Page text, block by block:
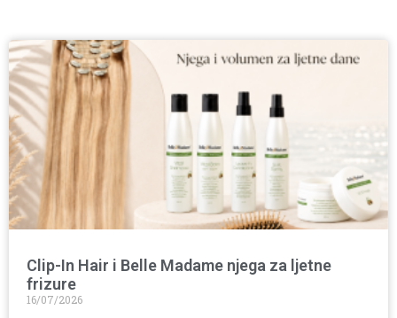
Clip-In Hair i Belle Madame njega za ljetne
frizure
16/07/2026